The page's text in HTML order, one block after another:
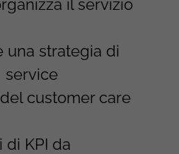
il servizio
una strategia di
customer care
di KPI da